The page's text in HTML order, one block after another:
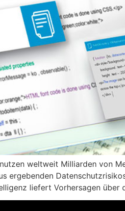
weltweit Milliarden von
ergebenden
liefert Vorhersagen über